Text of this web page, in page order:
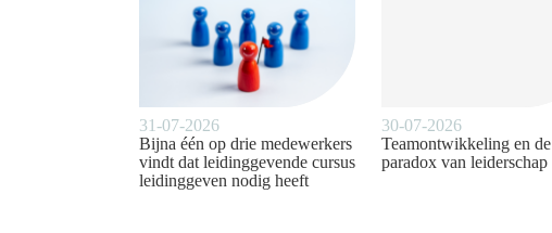
31-07-2026
Bijna één op drie medewerkers
vindt dat leidinggevende cursus
leidinggeven nodig heeft
30-07-2026
Teamontwikkeling en de
paradox van leiderschap